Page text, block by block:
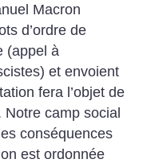
Macron
d’ordre de
(appel à
et envoient
fera l’objet de
Notre camp social
conséquences
est ordonnée